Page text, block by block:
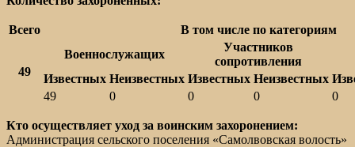
Всего В том числе по категориям
49
Военнослужащих
Участников
сопротивления
Известных Неизвестных Известных Неизвестных
49
0 0 0 0
Кто осуществляет уход за воинским захоронением:
Администрация сельского поселения «Самолвовская волость»